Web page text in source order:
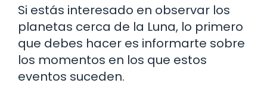
Si estás interesado en observar los
planetas cerca de la Luna, lo primero
que debes hacer es informarte sobre
los momentos en los que estos
eventos suceden.